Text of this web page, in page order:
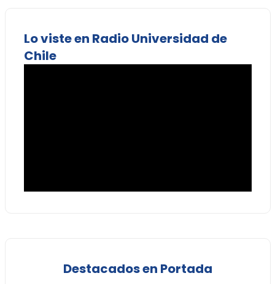
Lo viste en Radio Universidad de
Chile
Destacados en Portada